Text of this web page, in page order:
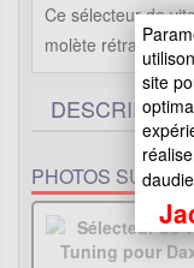
Ce sélecteur de
molète rétractable
DESCRIPTIF
PHOTOS
site